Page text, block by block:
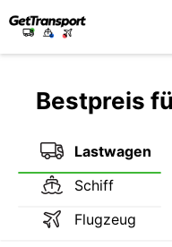
Bestpreis
Lastwagen
Schiff
Flugzeug